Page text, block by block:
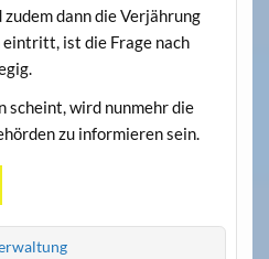
dann die Verjährung
ist die Frage nach
scheint, wird nunmehr die
zu informieren sein.